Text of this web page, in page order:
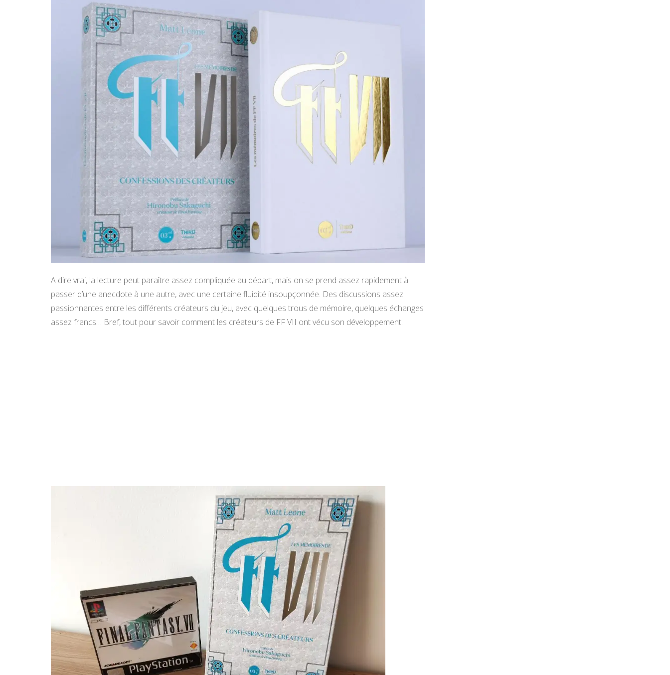
A dire vrai, la lecture peut paraître assez compliquée au départ, mais on se prend assez rapidement à
passer d’une anecdote à une autre, avec une certaine fluidité insoupçonnée. Des discussions assez
passionnantes entre les différents créateurs du jeu, avec quelques trous de mémoire, quelques échanges
assez francs… Bref, tout pour savoir comment les créateurs de FF VII ont vécu son développement.